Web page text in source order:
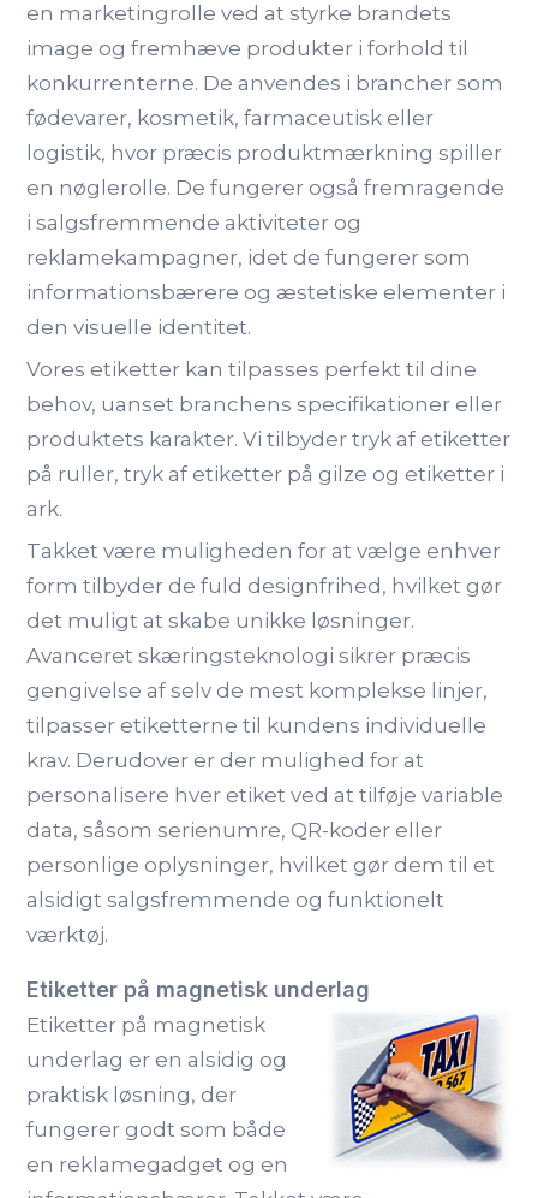
en marketingrolle ved at styrke brandets
image og fremhæve produkter i forhold til
konkurrenterne. De anvendes i brancher som
fødevarer, kosmetik, farmaceutisk eller
logistik, hvor præcis produktmærkning spiller
en nøglerolle. De fungerer også fremragende
i salgsfremmende aktiviteter og
reklamekampagner, idet de fungerer som
informationsbærere og æstetiske elementer i
den visuelle identitet.
Vores etiketter kan tilpasses perfekt til dine
behov, uanset branchens specifikationer eller
produktets karakter. Vi tilbyder tryk af etiketter
på ruller, tryk af etiketter på gilze og etiketter i
ark.
Takket være muligheden for at vælge enhver
form tilbyder de fuld designfrihed, hvilket gør
det muligt at skabe unikke løsninger.
Avanceret skæringsteknologi sikrer præcis
gengivelse af selv de mest komplekse linjer,
tilpasser etiketterne til kundens individuelle
krav. Derudover er der mulighed for at
personalisere hver etiket ved at tilføje variable
data, såsom serienumre, QR-koder eller
personlige oplysninger, hvilket gør dem til et
alsidigt salgsfremmende og funktionelt
værktøj.
Etiketter på magnetisk underlag
Etiketter på magnetisk
underlag er en alsidig og
praktisk løsning, der
fungerer godt som både
en reklamegadget og en